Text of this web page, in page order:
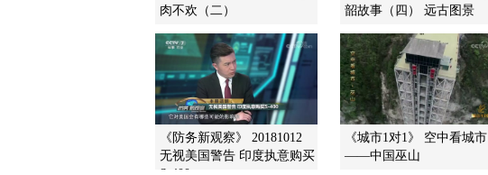
肉不欢（二）
韶故事（四） 远古图景
《防务新观察》 20181012
无视美国警告 印度执意购买
《城市1对1》 空中看城市
——中国巫山